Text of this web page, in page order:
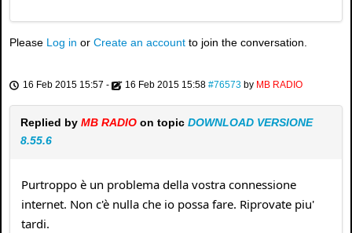
Please Log in or Create an account to join the conversation.
16 Feb 2015 15:57 - 16 Feb 2015 15:58 #76573 by MB RADIO
Replied by MB RADIO on topic DOWNLOAD VERSIONE
8.55.6
Purtroppo è un problema della vostra connessione
internet. Non c'è nulla che io possa fare. Riprovate piu'
tardi.